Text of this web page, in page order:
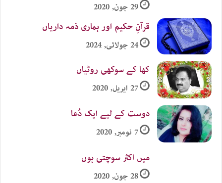
29 جون, 2020
قرآنِ حکیم اور ہماری ذمہ داریاں
24 جولائی, 2024
کھا کے سوکھی روٹیاں
27 اپریل, 2020
دوست کے لیے ایک دُعا
7 نومبر, 2020
میں اکثر سوچتی ہوں
28 جون, 2020